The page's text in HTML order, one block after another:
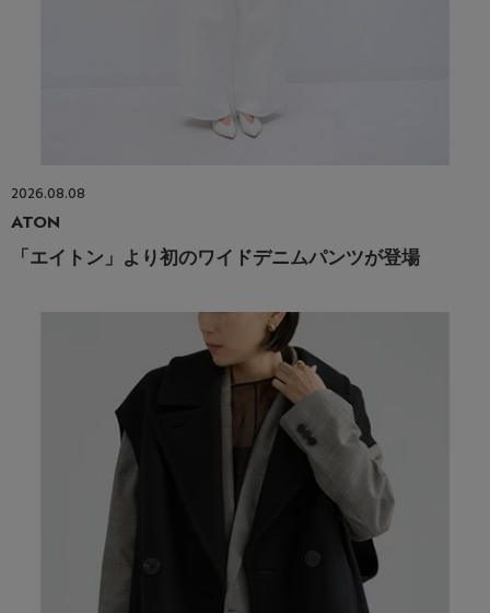
2026.08.08
ATON
「エイトン」より初のワイドデニムパンツが登場